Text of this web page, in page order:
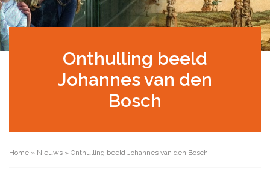
Onthulling beeld
Johannes van den
Bosch
Home » Nieuws » Onthulling beeld Johannes van den Bosch